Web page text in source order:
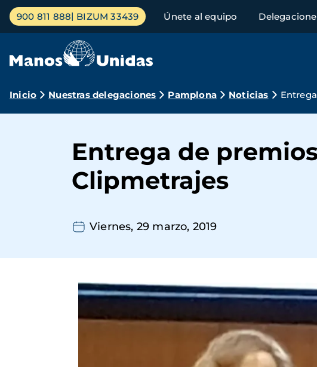
Pasar
contenido
Menú
principal
900 811 888 BIZUM 33439 Únete al equipo
Ruta
navegación
Inicio Nuestras delegaciones Pamplona Noticias
Entrega de
Clipmetrajes
Viernes, 29 marzo, 2019